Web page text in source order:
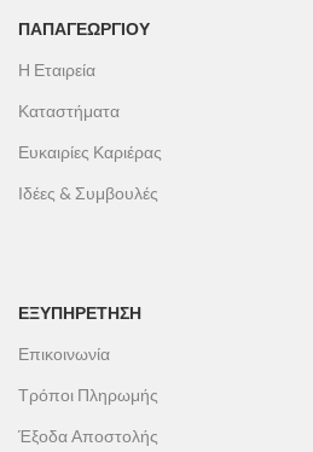
ΠΑΠΑΓΕΩΡΓΊΟΥ
Η Εταιρεία
Καταστήματα
Ευκαιρίες Καριέρας
Ιδέες & Συμβουλές
ΕΞΥΠΗΡΕΤΗΣΗ
Επικοινωνία
Τρόποι Πληρωμής
Έξοδα Αποστολής